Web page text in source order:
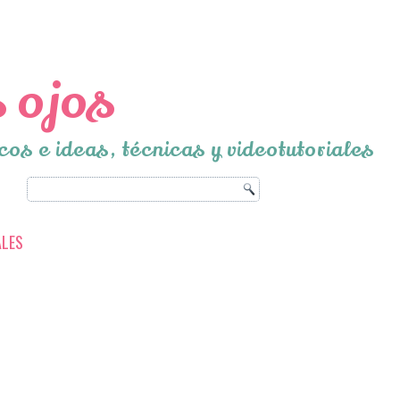
ojos
e ideas, técnicas y videotutoriales